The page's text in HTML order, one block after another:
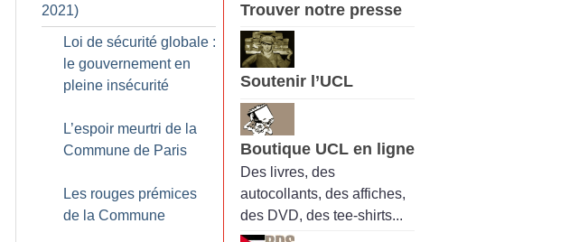
2021)
Loi de sécurité globale :
le gouvernement en
pleine insécurité
L’espoir meurtri de la
Commune de Paris
Les rouges prémices
de la Commune
Trouver notre presse
Soutenir l’UCL
Boutique UCL en ligne
Des livres, des
autocollants, des affiches,
des DVD, des tee-shirts...